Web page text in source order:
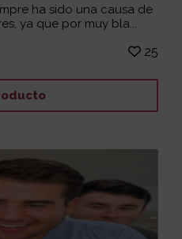
ha sido una causa de
ya que por muy bla...
25